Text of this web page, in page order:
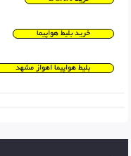
خرید بلیط هواپیما
بلیط هواپیما اهواز مشهد